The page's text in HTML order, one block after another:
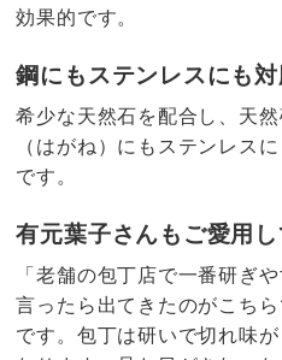
効果的です。
鋼にもステンレスにも
希少な天然石を配合し、天
（はがね）にもステンレス
です。
有元葉子さんもご愛用し
「老舗の包丁店で一番研ぎ
言ったら出てきたのがこち
です。包丁は研いで切れ味